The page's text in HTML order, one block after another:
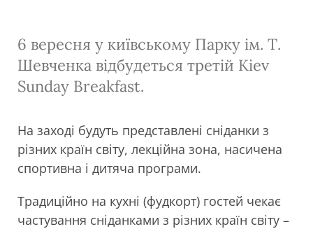
6 вересня у київському Парку ім. Т.
Шевченка відбудеться третій Kiev
Sunday Breakfast.
На заході будуть представлені сніданки з
різних країн світу, лекційна зона, насичена
спортивна і дитяча програми.
Традиційно на кухні (фудкорт) гостей чекає
частування сніданками з різних країн світу –